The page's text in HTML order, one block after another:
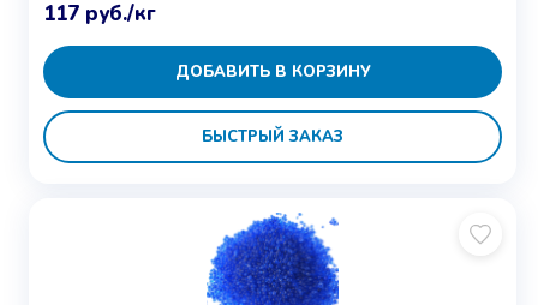
117 руб./кг
ДОБАВИТЬ В КОРЗИНУ
БЫСТРЫЙ ЗАКАЗ